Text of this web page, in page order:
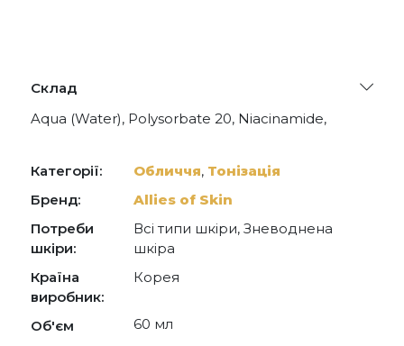
Склад
Aqua (Water), Polysorbate 20, Niacinamide,
Lactobacillus Ferment Lysate Filtrate, Yogurt, Zinc
PCA, Bisabolol, Euterpe Oleracea Fruit Extract,
Cucumis Sativus Fruit Extract, Aloe Barbadensis
Hydroxypropyl Silk Amino Acids, Silver, Citrus
Aurantium Dulcis Callus Culture Extract,
Tremuloides Bark Extract, Leuconostoc/Radish
Root Ferment Filtrate, Palmitoyl Tripeptide-1,
Hydroxysuccinimide, Glutamylamidoethyl
Категорії: Обличчя, Тонізація
Бренд:
Allies of Skin
Потреби
шкіри:
Всі типи шкіри, Зневоднена
шкіра
Країна
виробник:
Корея
Об'єм 60 мл